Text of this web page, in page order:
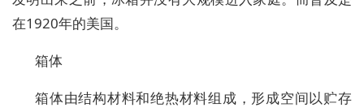
在1920年的美国。
箱体
箱体由结构材料和绝热材料组成，形成空间以贮存